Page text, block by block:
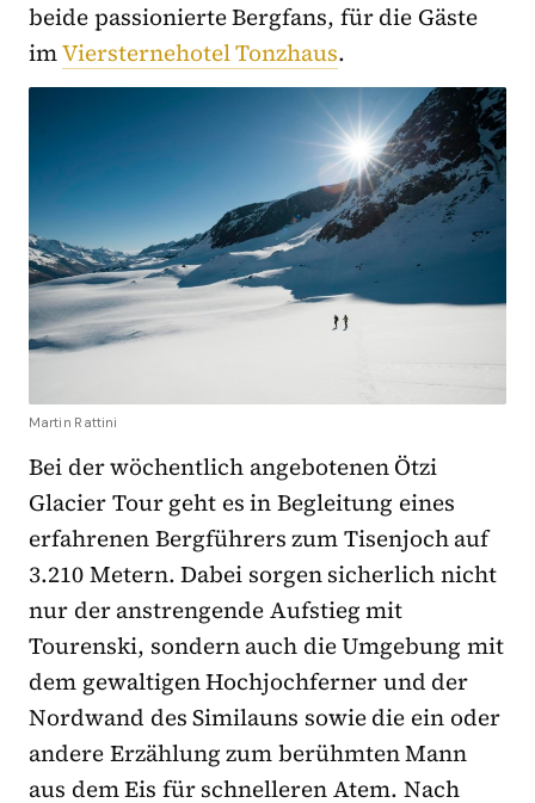
beide passionierte Bergfans, für die Gäste
imViersternehotel Tonzhaus.
Martin Rattini
Bei der wöchentlich angebotenen Ötzi
Glacier Tour geht es in Begleitung eines
erfahrenen Bergführers zum Tisenjoch auf
3.210 Metern. Dabei sorgen sicherlich nicht
nur der anstrengende Aufstieg mit
Tourenski, sondern auch die Umgebung mit
dem gewaltigen Hochjochferner und der
Nordwand des Similauns sowie die ein oder
andere Erzählung zum berühmten Mann
aus dem Eis für schnelleren Atem. Nach